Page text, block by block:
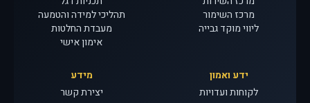
מרכז השימור
ליווי מוקד גבייה
תהליכי למידה והטמעה
מעבדת החלטות
אימון אישי
ידע ואמון
לקוחות ועדויות
מידע
יצירת קשר